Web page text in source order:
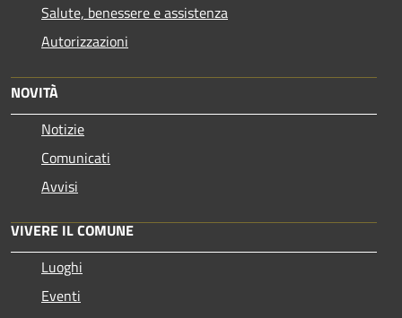
Salute, benessere e assistenza
Autorizzazioni
NOVITÀ
Notizie
Comunicati
Avvisi
VIVERE IL COMUNE
Luoghi
Eventi